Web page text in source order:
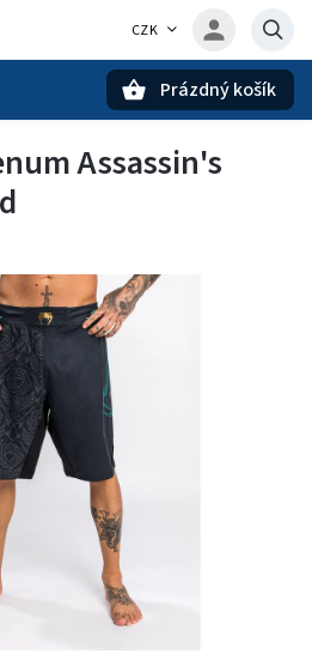
CZK
Prázdný košík
Assassin's